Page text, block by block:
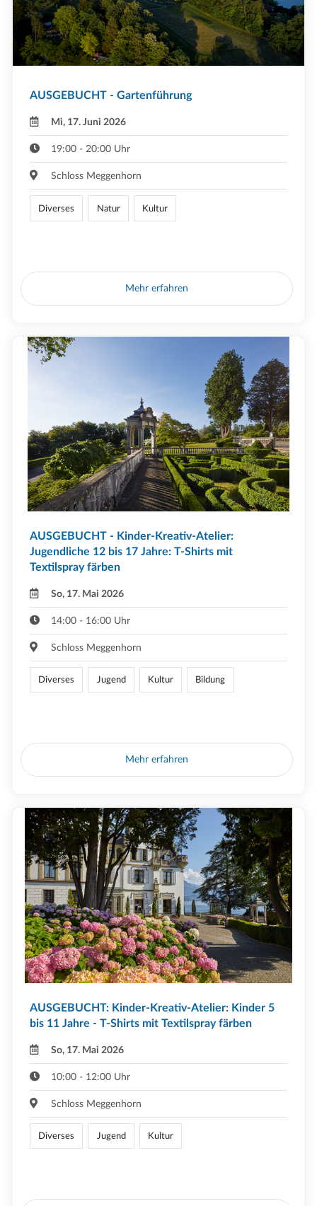
AUSGEBUCHT - Gartenführung
Mi, 17. Juni 2026
19:00 - 20:00 Uhr
Schloss Meggenhorn
Diverses Natur Kultur
Mehr erfahren
AUSGEBUCHT - Kinder-Kreativ-Atelier:
Jugendliche 12 bis 17 Jahre: T-Shirts mit
Textilspray färben
So, 17. Mai 2026
14:00 - 16:00 Uhr
Schloss Meggenhorn
Diverses Jugend Kultur Bildung
Mehr erfahren
AUSGEBUCHT: Kinder-Kreativ-Atelier: Kinder 5
bis 11 Jahre - T-Shirts mit Textilspray färben
So, 17. Mai 2026
10:00 - 12:00 Uhr
Schloss Meggenhorn
Diverses Jugend Kultur